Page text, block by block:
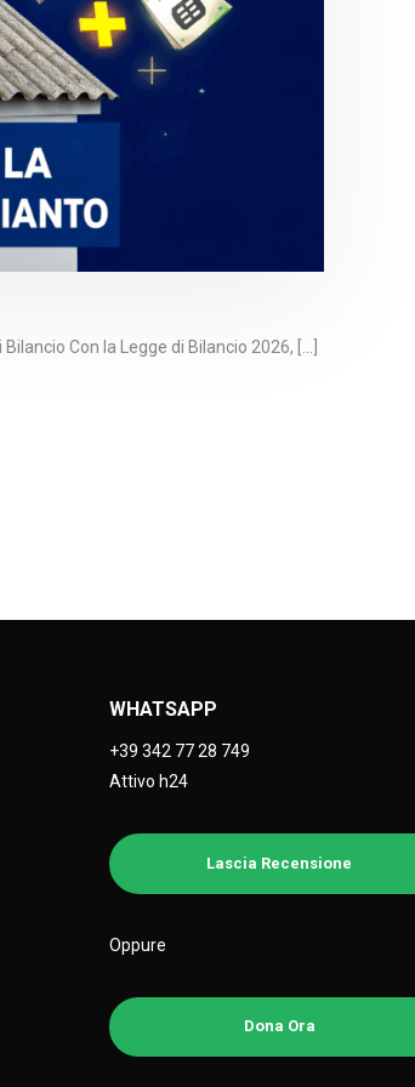
Con la Legge di Bilancio 2026, [...]
WHATSAPP
+39 342 77 28 749
Attivo h24
Lascia Recensione
Oppure
Dona Ora